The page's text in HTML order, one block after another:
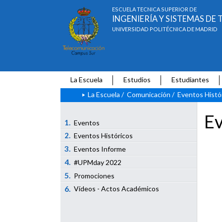
ESCUELA TÉCNICA SUPERIOR DE
INGENIERÍA Y SISTEMAS
UNIVERSIDAD POLITÉCNICA DE MADRID
La Escuela Estudios
Estudiantes
La Escuela / Comunicación / Eventos
1. Eventos
2. Eventos Históricos
3. Eventos Informe
4. #UPMday 2022
5. Promociones
6. Vídeos - Actos Académicos